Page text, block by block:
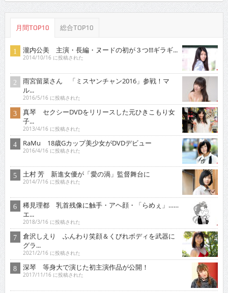
月間TOP10 総合TOP10
瀧内公美 主演・長編・ヌードの初が３つ!!!ギラギ...
2014/10/16 に投稿された
雨宮留菜さん 「ミスヤンチャン2016」参戦！マ
ル...
2016/5/16 に投稿された
真琴 セクシーDVDをリリースした元ひきこもり女
子...
2013/4/16 に投稿された
RaMu 18歳Gカップ美少女がDVDデビュー
2016/4/16 に投稿された
土村 芳 新進女優が「愛の渦」監督舞台に
2014/7/16 に投稿された
稀見理都 乳首残像に触手・アヘ顔・「らめぇ」……
エ...
2018/3/16 に投稿された
倉沢しえり ふんわり笑顔＆くびれボディを武器に
グラ...
2021/2/16 に投稿された
深琴 等身大で演じた初主演作品が公開！
2017/11/16 に投稿された